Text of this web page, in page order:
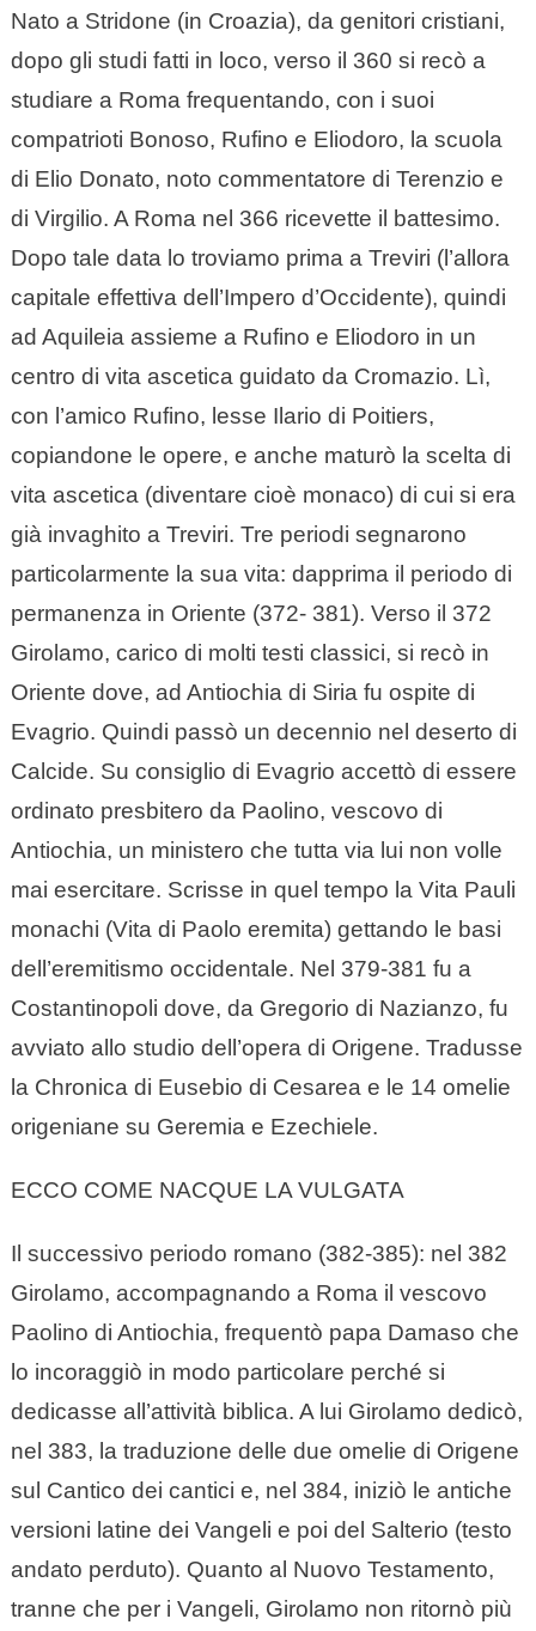
Nato a Stridone (in Croazia), da genitori cristiani,
dopo gli studi fatti in loco, verso il 360 si recò a
studiare a Roma frequentando, con i suoi
compatrioti Bonoso, Rufino e Eliodoro, la scuola
di Elio Donato, noto commentatore di Terenzio e
di Virgilio. A Roma nel 366 ricevette il battesimo.
Dopo tale data lo troviamo prima a Treviri (l’allora
capitale effettiva dell’Impero d’Occidente), quindi
ad Aquileia assieme a Rufino e Eliodoro in un
centro di vita ascetica guidato da Cromazio. Lì,
con l’amico Rufino, lesse Ilario di Poitiers,
copiandone le opere, e anche maturò la scelta di
vita ascetica (diventare cioè monaco) di cui si era
già invaghito a Treviri. Tre periodi segnarono
particolarmente la sua vita: dapprima il periodo di
permanenza in Oriente (372- 381). Verso il 372
Girolamo, carico di molti testi classici, si recò in
Oriente dove, ad Antiochia di Siria fu ospite di
Evagrio. Quindi passò un decennio nel deserto di
Calcide. Su consiglio di Evagrio accettò di essere
ordinato presbitero da Paolino, vescovo di
Antiochia, un ministero che tutta via lui non volle
mai esercitare. Scrisse in quel tempo la Vita Pauli
monachi (Vita di Paolo eremita) gettando le basi
dell’eremitismo occidentale. Nel 379-381 fu a
Costantinopoli dove, da Gregorio di Nazianzo, fu
avviato allo studio dell’opera di Origene. Tradusse
la Chronica di Eusebio di Cesarea e le 14 omelie
origeniane su Geremia e Ezechiele.
ECCO COME NACQUE LA VULGATA
Il successivo periodo romano (382-385): nel 382
Girolamo, accompagnando a Roma il vescovo
Paolino di Antiochia, frequentò papa Damaso che
lo incoraggiò in modo particolare perché si
dedicasse all’attività biblica. A lui Girolamo dedicò,
nel 383, la traduzione delle due omelie di Origene
sul Cantico dei cantici e, nel 384, iniziò le antiche
versioni latine dei Vangeli e poi del Salterio (testo
andato perduto). Quanto al Nuovo Testamento,
tranne che per i Vangeli, Girolamo non ritornò più